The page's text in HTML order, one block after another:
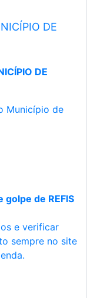
DE
DE
Município de
de REFIS
e verificar
sempre no site